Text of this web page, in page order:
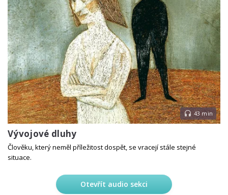
43 min
Vývojové dluhy
Člověku, který neměl příležitost dospět, se vracejí stále stejné
situace.
Otevřít audio sekci